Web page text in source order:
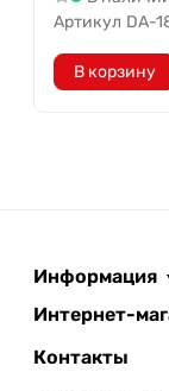
сделаны
Артикул DA-
В корзину
Информация
Интернет-
Контакты